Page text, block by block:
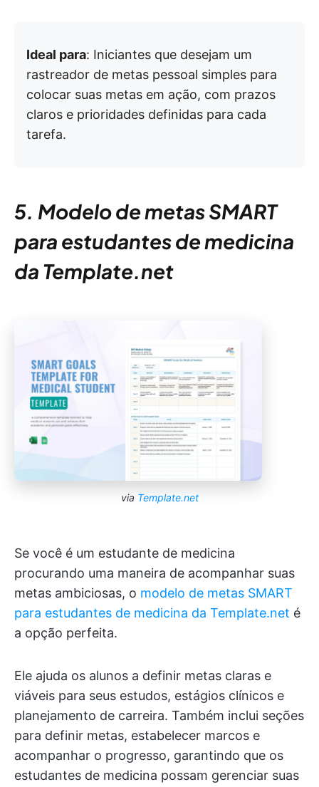
Ideal para: Iniciantes que desejam um
rastreador de metas pessoal simples para
colocar suas metas em ação, com prazos
claros e prioridades definidas para cada
tarefa.
5. Modelo de metas SMART
para estudantes de medicina
da Template.net
via Template.net
Se você é um estudante de medicina
procurando uma maneira de acompanhar suas
metas ambiciosas, o modelo de metas SMART
para estudantes de medicina da Template.net é
a opção perfeita.
Ele ajuda os alunos a definir metas claras e
viáveis para seus estudos, estágios clínicos e
planejamento de carreira. Também inclui seções
para definir metas, estabelecer marcos e
acompanhar o progresso, garantindo que os
estudantes de medicina possam gerenciar suas